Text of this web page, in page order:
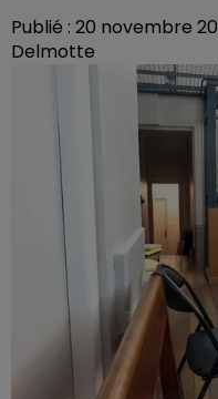
Publié : 20 novembre
Delmotte